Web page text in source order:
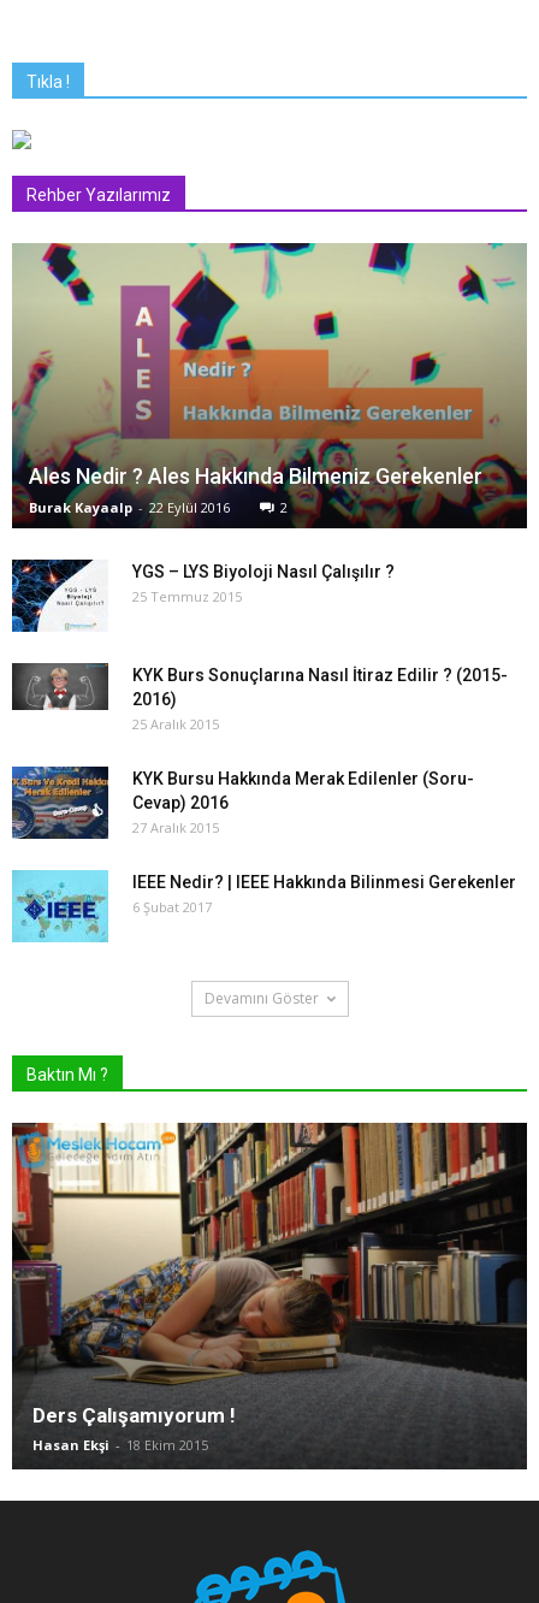
Tıkla !
Rehber Yazılarımız
Ales Nedir ? Ales Hakkında Bilmeniz Gerekenler
Burak Kayaalp - 22 Eylül 2016 2
YGS – LYS Biyoloji Nasıl Çalışılır ?
25 Temmuz 2015
KYK Burs Sonuçlarına Nasıl İtiraz Edilir ? (2015-
2016)
25 Aralık 2015
KYK Bursu Hakkında Merak Edilenler (Soru-
Cevap) 2016
27 Aralık 2015
IEEE Nedir? | IEEE Hakkında Bilinmesi Gerekenler
6 Şubat 2017
Devamını Göster
Baktın Mı ?
Ders Çalışamıyorum !
Hasan Ekşi - 18 Ekim 2015